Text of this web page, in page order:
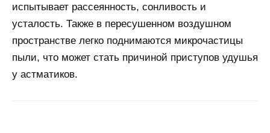
испытывает рассеянность, сонливость и
усталость. Также в пересушенном воздушном
пространстве легко поднимаются микрочастицы
пыли, что может стать причиной приступов удушья
у астматиков.